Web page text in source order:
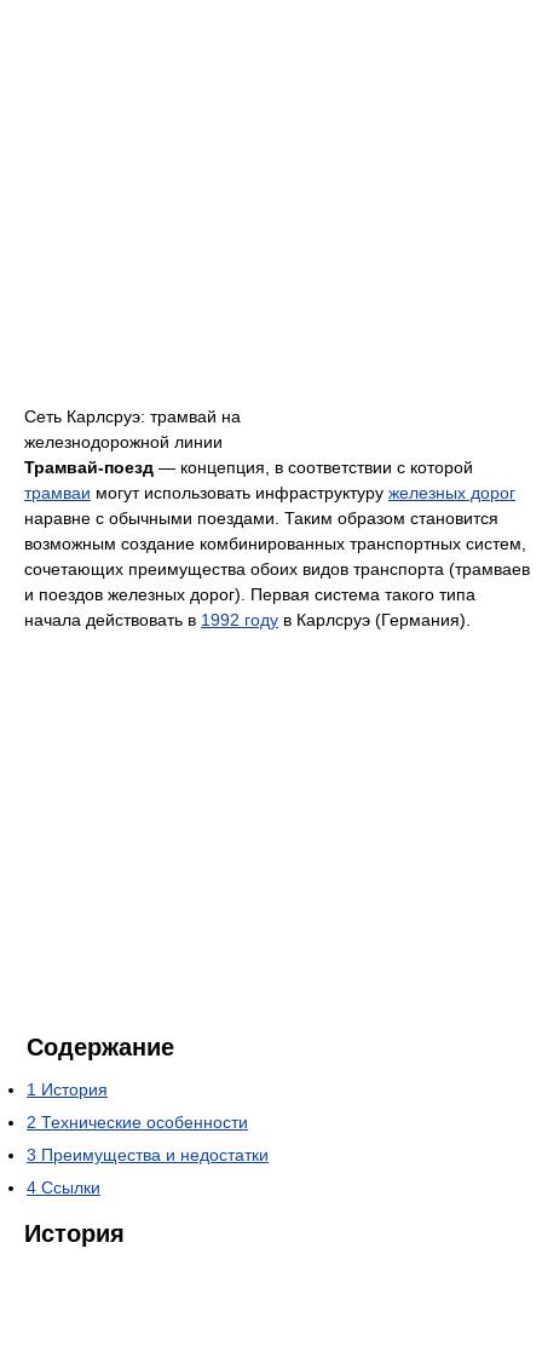
Сеть Карлсруэ: трамвай на
железнодорожной линии
Трамвай-поезд — концепция, в соответствии с которой
трамваи могут использовать инфраструктуру железных дорог
наравне с обычными поездами. Таким образом становится
возможным создание комбинированных транспортных систем,
сочетающих преимущества обоих видов транспорта (трамваев
и поездов железных дорог). Первая система такого типа
начала действовать в 1992 году в Карлсруэ (Германия).
Содержание
1 История
2 Технические особенности
3 Преимущества и недостатки
4 Ссылки
История